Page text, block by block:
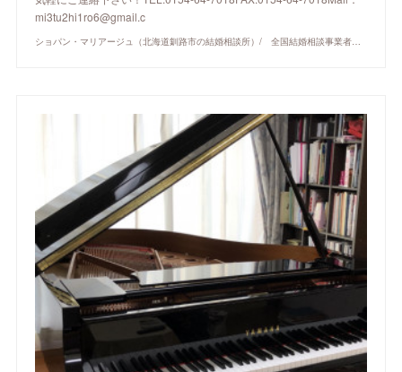
mi3tu2hi1ro6@gmail.c
ショパン・マリアージュ（北海道釧路市の結婚相談所）/ 全国結婚相談事業者連盟正規加盟店 / cherry-piano.com